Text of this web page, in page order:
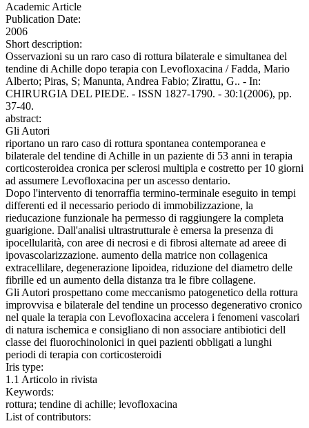
Academic Article
Publication Date:
2006
Short description:
Osservazioni su un raro caso di rottura bilaterale e simultanea del
tendine di Achille dopo terapia con Levofloxacina / Fadda, Mario
Alberto; Piras, S; Manunta, Andrea Fabio; Zirattu, G.. - In:
CHIRURGIA DEL PIEDE. - ISSN 1827-1790. - 30:1(2006), pp.
37-40.
abstract:
Gli Autori
riportano un raro caso di rottura spontanea contemporanea e
bilaterale del tendine di Achille in un paziente di 53 anni in terapia
corticosteroidea cronica per sclerosi multipla e costretto per 10 giorni
ad assumere Levofloxacina per un ascesso dentario.
Dopo l'intervento di tenorraffia termino-terminale eseguito in tempi
differenti ed il necessario periodo di immobilizzazione, la
rieducazione funzionale ha permesso di raggiungere la completa
guarigione. Dall'analisi ultrastrutturale è emersa la presenza di
ipocellularità, con aree di necrosi e di fibrosi alternate ad areee di
ipovascolarizzazione. aumento della matrice non collagenica
extracellilare, degenerazione lipoidea, riduzione del diametro delle
fibrille ed un aumento della distanza tra le fibre collagene.
Gli Autori prospettano come meccanismo patogenetico della rottura
improvvisa e bilaterale del tendine un processo degenerativo cronico
nel quale la terapia con Levofloxacina accelera i fenomeni vascolari
di natura ischemica e consigliano di non associare antibiotici dell
classe dei fluorochinolonici in quei pazienti obbligati a lunghi
periodi di terapia con corticosteroidi
Iris type:
1.1 Articolo in rivista
Keywords:
rottura; tendine di achille; levofloxacina
List of contributors: